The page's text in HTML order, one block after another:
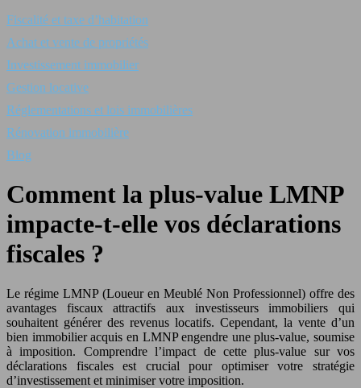
Fiscalité et taxe d’habitation
Achat et vente de propriétés
Investissement immobilier
Gestion locative
Réglementations et lois immobilières
Rénovation immobilière
Blog
Comment la plus-value LMNP
impacte-t-elle vos déclarations
fiscales ?
Le régime LMNP (Loueur en Meublé Non Professionnel) offre des
avantages fiscaux attractifs aux investisseurs immobiliers qui
souhaitent générer des revenus locatifs. Cependant, la vente d’un
bien immobilier acquis en LMNP engendre une plus-value, soumise
à imposition. Comprendre l’impact de cette plus-value sur vos
déclarations fiscales est crucial pour optimiser votre stratégie
d’investissement et minimiser votre imposition.